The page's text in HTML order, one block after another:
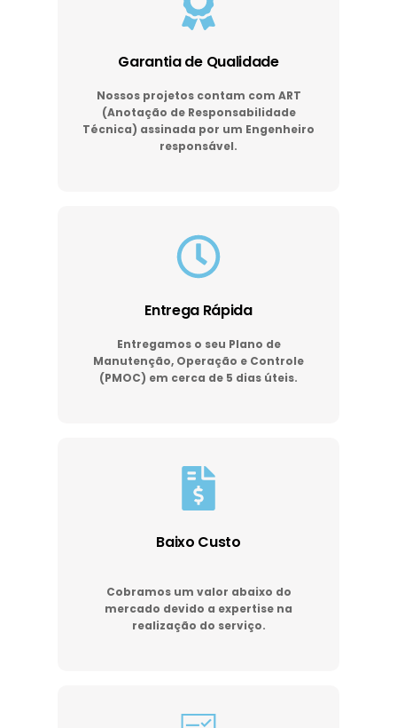
Garantia de Qualidade
Nossos projetos contam com ART
(Anotação de Responsabilidade
Técnica) assinada por um Engenheiro
responsável.
Entrega Rápida
Entregamos o seu Plano de
Manutenção, Operação e Controle
(PMOC) em cerca de 5 dias úteis.
Baixo Custo
Cobramos um valor abaixo do
mercado devido a expertise na
realização do serviço.